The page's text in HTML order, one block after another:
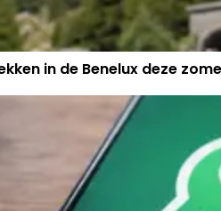
in de Benelux deze